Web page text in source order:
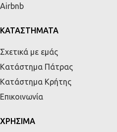
Airbnb
ΚΑΤΑΣΤΗΜΑΤΑ
Σχετικά με εμάς
Κατάστημα Πάτρας
Κατάστημα Κρήτης
Επικοινωνία
ΧΡΗΣΙΜΑ